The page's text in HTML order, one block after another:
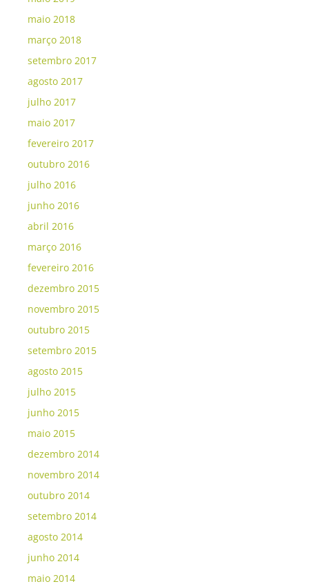
maio 2018
março 2018
setembro 2017
agosto 2017
julho 2017
maio 2017
fevereiro 2017
outubro 2016
julho 2016
junho 2016
abril 2016
março 2016
fevereiro 2016
dezembro 2015
novembro 2015
outubro 2015
setembro 2015
agosto 2015
julho 2015
junho 2015
maio 2015
dezembro 2014
novembro 2014
outubro 2014
setembro 2014
agosto 2014
junho 2014
maio 2014